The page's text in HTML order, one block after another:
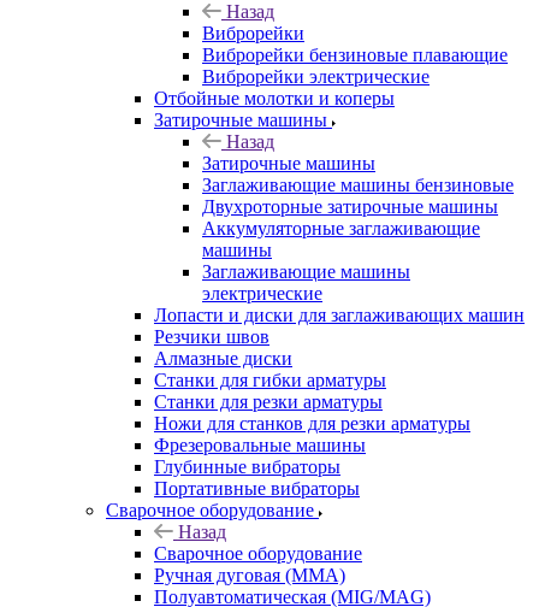
Назад
Виброрейки
Виброрейки бензиновые плавающие
Виброрейки электрические
Отбойные молотки и коперы
Затирочные машины
Назад
Затирочные машины
Заглаживающие машины бензиновые
Двухроторные затирочные машины
Аккумуляторные заглаживающие
машины
Заглаживающие машины
электрические
Лопасти и диски для заглаживающих машин
Резчики швов
Алмазные диски
Станки для гибки арматуры
Станки для резки арматуры
Ножи для станков для резки арматуры
Фрезеровальные машины
Глубинные вибраторы
Портативные вибраторы
Сварочное оборудование
Назад
Сварочное оборудование
Ручная дуговая (MMA)
Полуавтоматическая (MIG/MAG)